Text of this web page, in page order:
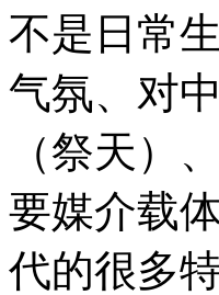
不是日常
气氛、对
（祭天）
要媒介载
代的很多